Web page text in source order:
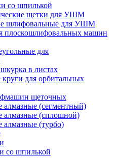
со шпилькой
щетки для УШМ
шлифовальные для УШМ
плоскошлифовальных машин
для
в листах
для орбитальных
щеточных
алмазные (сегментный)
алмазные (сплошной)
алмазные (турбо)
со шпилькой